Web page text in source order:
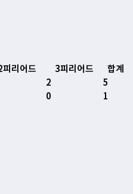
피리어드 3피리어드
합계
2
5
0 1